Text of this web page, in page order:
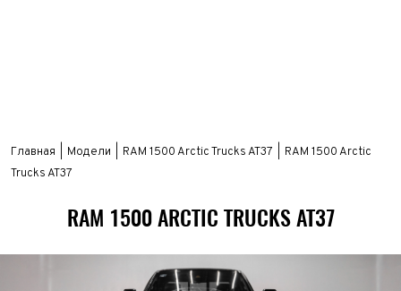
Главная Модели RAM 1500 Arctic Trucks AT37
RAM 1500 Arctic
Trucks AT37
RAM 1500 ARCTIC TRUCKS AT37